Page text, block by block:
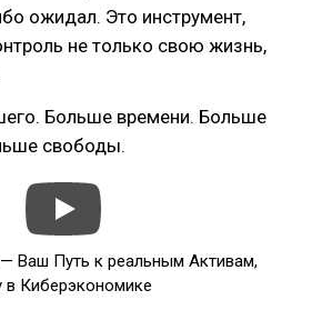
ожидал. Это инструмент,
не только свою жизнь,
Больше времени. Больше
свободы.
Ваш Путь к реальным Активам,
в Киберэкономике